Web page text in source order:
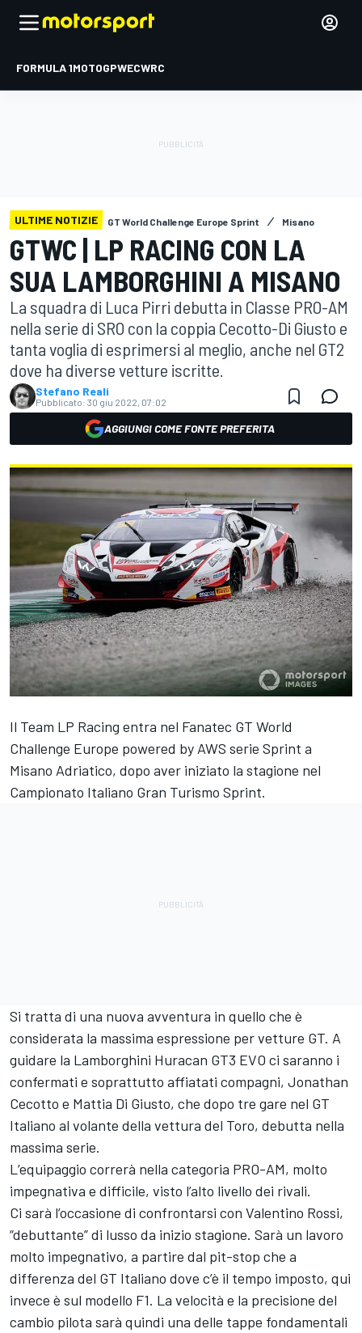
FORMULA 1MOTOGPWECWRC
ULTIME NOTIZIE GT World Challenge Europe Sprint Misano
GTWC | LP RACING CON LA
SUA LAMBORGHINI A MISANO
La squadra di Luca Pirri debutta in Classe PRO-AM
nella serie di SRO con la coppia Cecotto-Di Giusto e
tanta voglia di esprimersi al meglio, anche nel GT2
dove ha diverse vetture iscritte.
Stefano Reali
Pubblicato: 30 giu 2022, 07:02
AGGIUNGI COME FONTE PREFERITA
Il Team LP Racing entra nel Fanatec GT World
Challenge Europe powered by AWS serie Sprint a
Misano Adriatico, dopo aver iniziato la stagione nel
Campionato Italiano Gran Turismo Sprint.
Si tratta di una nuova avventura in quello che è
considerata la massima espressione per vetture GT. A
guidare la Lamborghini Huracan GT3 EVO ci saranno i
confermati e soprattutto affiatati compagni, Jonathan
Cecotto e Mattia Di Giusto, che dopo tre gare nel GT
Italiano al volante della vettura del Toro, debutta nella
massima serie.
L’equipaggio correrà nella categoria PRO-AM, molto
impegnativa e difficile, visto l’alto livello dei rivali.
Ci sarà l’occasione di confrontarsi con Valentino Rossi,
“debuttante” di lusso da inizio stagione. Sarà un lavoro
molto impegnativo, a partire dal pit-stop che a
differenza del GT Italiano dove c’è il tempo imposto, qui
invece è sul modello F1. La velocità e la precisione del
cambio pilota sarà quindi una delle tappe fondamentali